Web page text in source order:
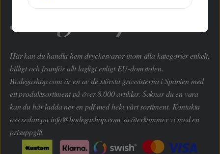
Här kan du handla hem dryckesvaror inom alla kategorier enkelt,
billigt och framför allt lagligt enligt EU-domstolen.
Bodegashop.com är en av de största grossisterna i Spanien med
ett produktsortiment på över 8.000 artiklar. Saknar du en vara
kan du här ladda ner en pdf med hela vårt sortiment. Kontakta
oss sedan på info@bodegashop.com så återkommer vi med en
prisuppgift.